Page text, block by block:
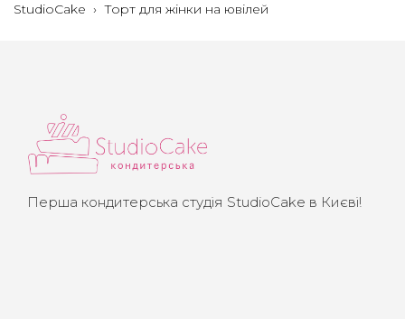
StudioCake › Торт для жінки на ювілей
Перша кондитерська студія StudioCake в Києві!